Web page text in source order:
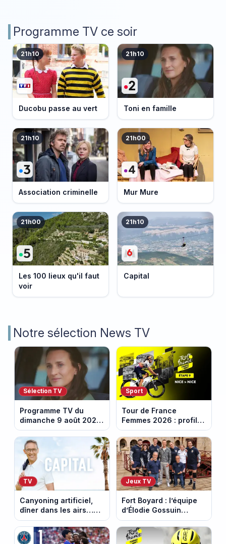
Programme TV ce soir
21h10
Ducobu passe au vert
21h10
Toni en famille
21h10
Association criminelle
21h00
Mur Mure
21h00
Les 100 lieux qu'il faut
voir
21h10
Capital
Notre sélection News TV
Sélection TV
Programme TV du
dimanche 9 août 2026
: notre sélection pour
votre soirée télé
Sport
Tour de France
Femmes 2026 : profil
et horaires de la
dernière étape à Nice
TV
Canyoning artificiel,
dîner dans les airs…
les loisirs les plus fous
passés au crible dans
Capital
Jeux TV
Fort Boyard : l’équipe
d’Élodie Gossuin
termine avec une belle
somme pour l'Unicef et
le Refuge